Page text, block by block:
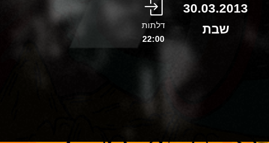
30.03.2013
שבת
דלתות
22:00